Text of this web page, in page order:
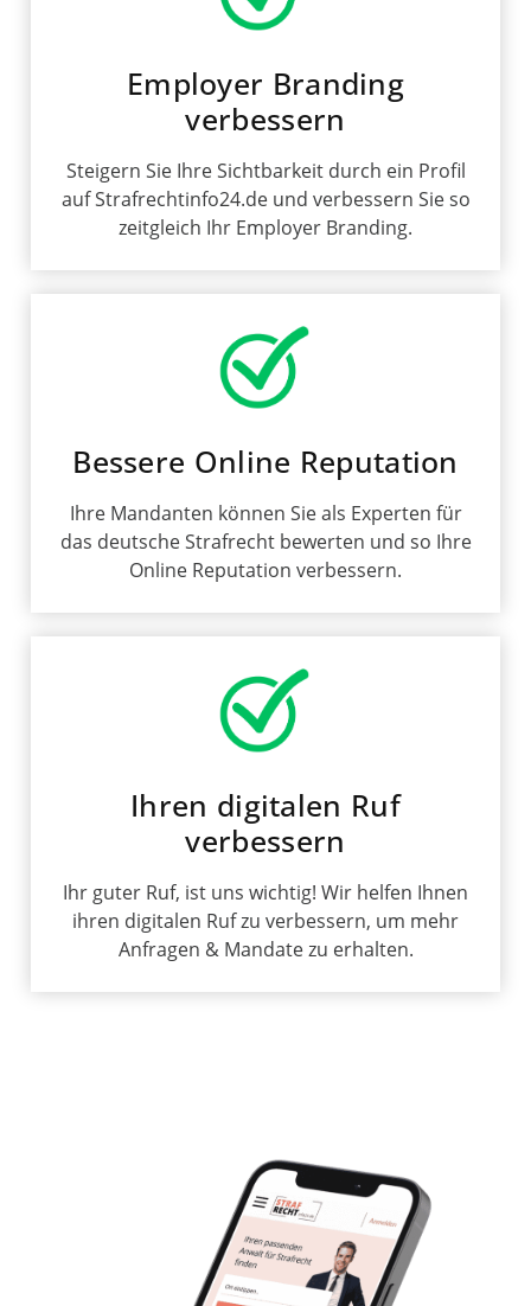
Employer Branding
verbessern
Steigern Sie Ihre Sichtbarkeit durch ein Profil
auf Strafrechtinfo24.de und verbessern Sie so
zeitgleich Ihr Employer Branding.
Bessere Online Reputation
Ihre Mandanten können Sie als Experten für
das deutsche Strafrecht bewerten und so Ihre
Online Reputation verbessern.
Ihren digitalen Ruf
verbessern
Ihr guter Ruf, ist uns wichtig! Wir helfen Ihnen
ihren digitalen Ruf zu verbessern, um mehr
Anfragen & Mandate zu erhalten.